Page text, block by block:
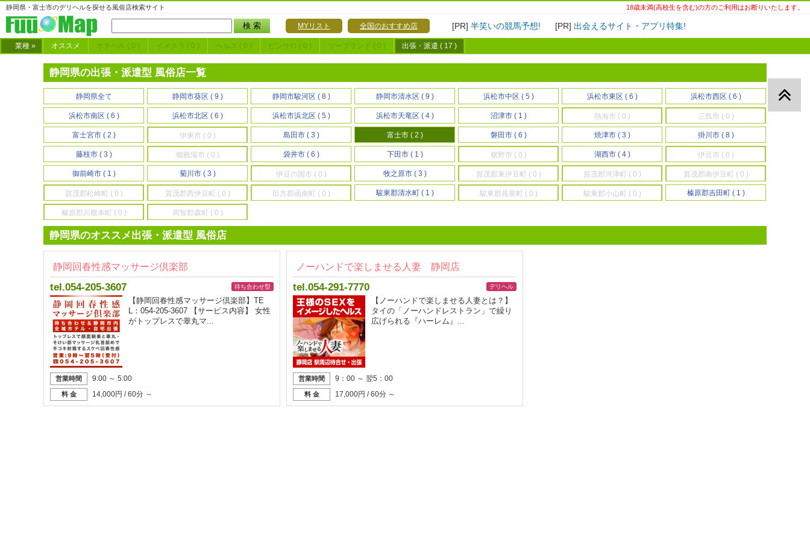
静岡県・富士市のデリヘルを探せる風俗店検索サイト 18歳未満(高校生を含む)の方のご利用はお断りいたします。
MYリスト 全国のおすすめ店 [PR] 半笑いの競馬予想! [PR] 出会えるサイト・アプリ特集!
業種 » オススメ ホテヘル ( 0 ) イメクラ ( 0 ) ヘルス ( 0 ) ピンサロ ( 0 ) ソープランド ( 0 ) 出張・派遣 ( 17 )
静岡県の出張・派遣型 風俗店一覧
静岡県全て 静岡市葵区 ( 9 ) 静岡市駿河区 ( 8 ) 静岡市清水区 ( 9 ) 浜松市中区 ( 5 ) 浜松市東区 ( 6 ) 浜松市西区 ( 6 )
浜松市南区 ( 6 ) 浜松市北区 ( 6 ) 浜松市浜北区 ( 5 ) 浜松市天竜区 ( 4 ) 沼津市 ( 1 ) 熱海市 ( 0 ) 三島市 ( 0 )
富士宮市 ( 2 ) 伊東市 ( 0 ) 島田市 ( 3 ) 富士市 ( 2 ) 磐田市 ( 6 ) 焼津市 ( 3 ) 掛川市 ( 8 )
藤枝市 ( 3 ) 御殿場市 ( 0 ) 袋井市 ( 6 ) 下田市 ( 1 ) 裾野市 ( 0 ) 湖西市 ( 4 ) 伊豆市 ( 0 )
御前崎市 ( 1 ) 菊川市 ( 3 ) 伊豆の国市 ( 0 ) 牧之原市 ( 3 ) 賀茂郡東伊豆町 ( 0 ) 賀茂郡河津町 ( 0 ) 賀茂郡南伊豆町 ( 0 )
賀茂郡松崎町 ( 0 ) 賀茂郡西伊豆町 ( 0 ) 田方郡函南町 ( 0 ) 駿東郡清水町 ( 1 ) 駿東郡長泉町 ( 0 ) 駿東郡小山町 ( 0 ) 榛原郡吉田町 ( 1 )
榛原郡川根本町 ( 0 ) 周智郡森町 ( 0 )
静岡県のオススメ出張・派遣型 風俗店
静岡回春性感マッサージ倶楽部
tel.054-205-3607 待ち合わせ型
【静岡回春性感マッサージ倶楽部】TE
L：054-205-3607 【サービス内容】 女性
がトップレスで睾丸マ...
営業時間 9:00 ～ 5:00
料 金 14,000円 / 60分 ～
ノーハンドで楽しませる人妻 静岡店
tel.054-291-7770 デリヘル
【ノーハンドで楽しませる人妻とは？】
タイの「ノーハンドレストラン」で繰り
広げられる『ハーレム』...
営業時間 9：00 ～ 翌5：00
料 金 17,000円 / 60分 ～